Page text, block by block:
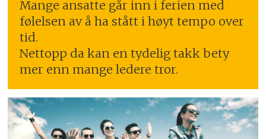
Mange ansatte går inn i ferien med
følelsen av å ha stått i høyt tempo over
tid.
Nettopp da kan en tydelig takk bety
mer enn mange ledere tror.